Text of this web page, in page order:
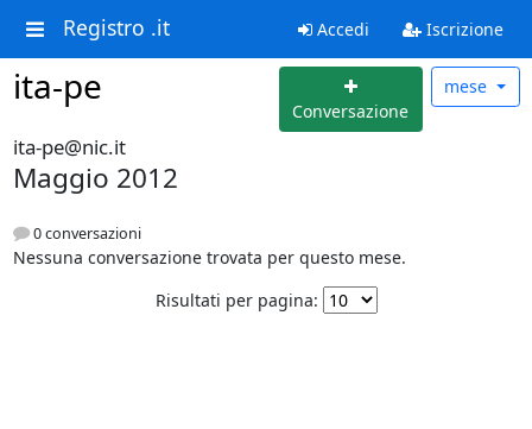
Registro .it Accedi Iscrizione
ita-pe
Conversazione
mese
ita-pe@nic.it
Maggio 2012
0 conversazioni
Nessuna conversazione trovata per questo mese.
Risultati per pagina: